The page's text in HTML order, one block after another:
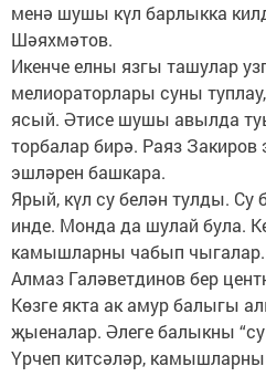
менә шушы күл барлыкка
Шәяхмәтов.
Икенче елны язгы ташулар
мелиораторлары суны
ясый. Әтисе шушы авылда
торбалар бирә. Раяз
эшләрен башкара.
Ярый, күл су белән тулды.
инде. Монда да шулай була.
камышларны чабып
Алмаз Галәветдинов бер
Көзге якта ак амур балыгы
җыеналар. Әлеге балыкны
Үрчеп китсәләр, камышларны